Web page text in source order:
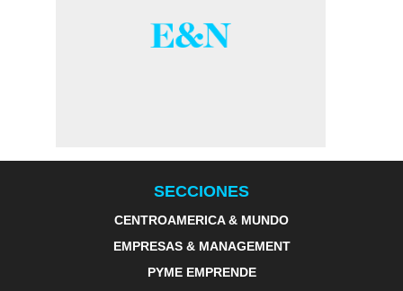
SECCIONES
CENTROAMERICA & MUNDO
EMPRESAS & MANAGEMENT
PYME EMPRENDE